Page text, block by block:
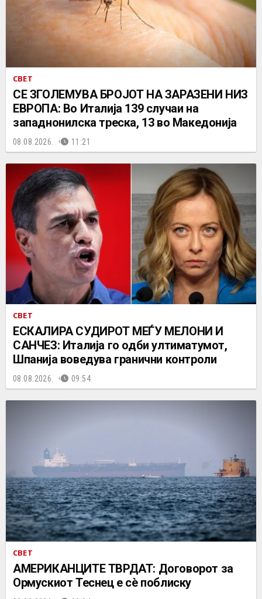
СВЕТ
СЕ ЗГОЛЕМУВА БРОЈОТ НА ЗАРАЗЕНИ НИЗ
ЕВРОПА: Во Италија 139 случаи на
западнонилска треска, 13 во Македонија
08.08.2026. 11:21
СВЕТ
ЕСКАЛИРА СУДИРОТ МЕЃУ МЕЛОНИ И
САНЧЕЗ: Италија го одби ултиматумот,
Шпанија воведува гранични контроли
08.08.2026. 09:54
СВЕТ
АМЕРИКАНЦИТЕ ТВРДАТ: Договорот за
Ормускиот Теснец е сè поблиску